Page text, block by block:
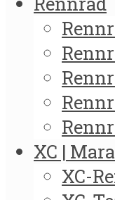
XC |
XC-